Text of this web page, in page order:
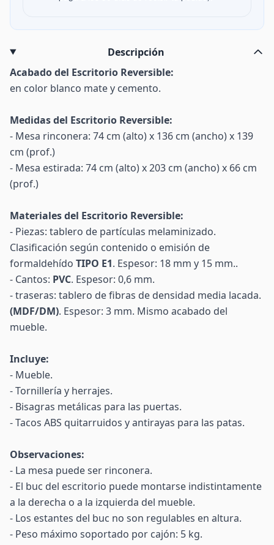
Descripción
Acabado del Escritorio Reversible:
en color blanco mate y cemento.
Medidas del Escritorio Reversible:
- Mesa rinconera: 74 cm (alto) x 136 cm (ancho) x 139
cm (prof.)
- Mesa estirada: 74 cm (alto) x 203 cm (ancho) x 66 cm
(prof.)
Materiales del Escritorio Reversible:
- Piezas: tablero de partículas melaminizado.
Clasificación según contenido o emisión de
formaldehído TIPO E1. Espesor: 18 mm y 15 mm..
- Cantos: PVC. Espesor: 0,6 mm.
- traseras: tablero de fibras de densidad media lacada.
(MDF/DM). Espesor: 3 mm. Mismo acabado del
mueble.
Incluye:
- Mueble.
- Tornillería y herrajes.
- Bisagras metálicas para las puertas.
- Tacos ABS quitarruidos y antirayas para las patas.
Observaciones:
- La mesa puede ser rinconera.
- El buc del escritorio puede montarse indistintamente
a la derecha o a la izquierda del mueble.
- Los estantes del buc no son regulables en altura.
- Peso máximo soportado por cajón: 5 kg.